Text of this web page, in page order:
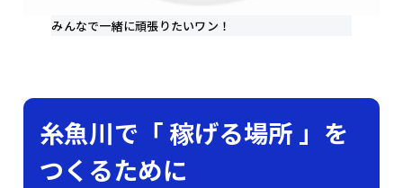
みんなで一緒に頑張りたいワン！
糸魚川で「 稼げる場所 」を
つくるために